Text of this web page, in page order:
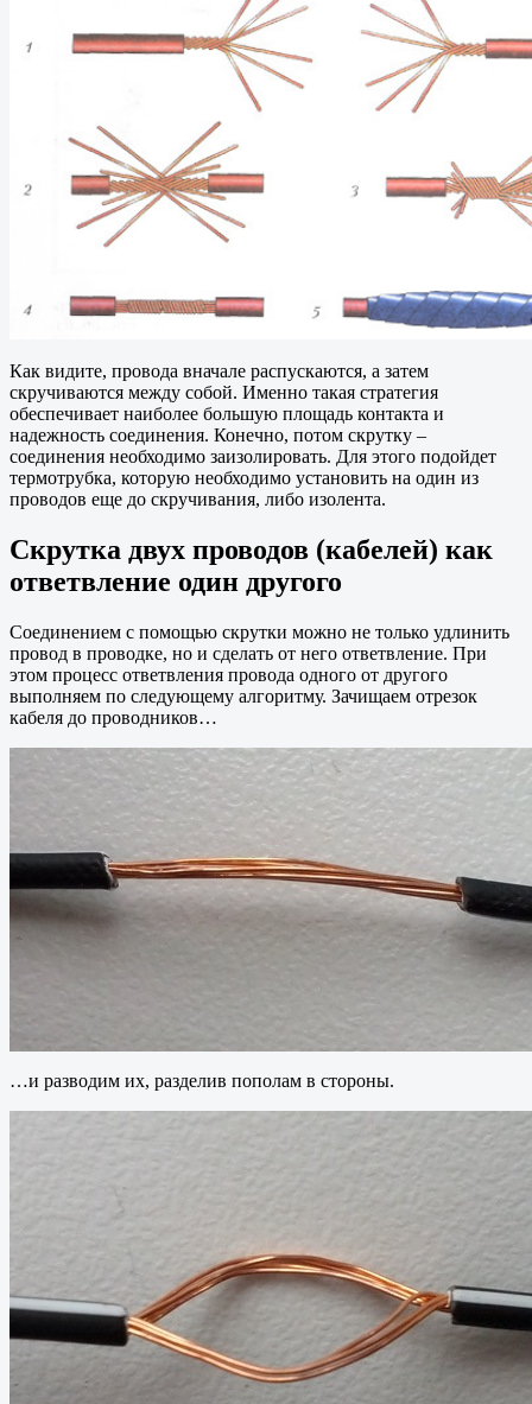
Как видите, провода вначале распускаются, а затем
скручиваются между собой. Именно такая стратегия
обеспечивает наиболее большую площадь контакта и
надежность соединения. Конечно, потом скрутку –
соединения необходимо заизолировать. Для этого подойдет
термотрубка, которую необходимо установить на один из
проводов еще до скручивания, либо изолента.
Скрутка двух проводов (кабелей) как
ответвление один другого
Соединением с помощью скрутки можно не только удлинить
провод в проводке, но и сделать от него ответвление. При
этом процесс ответвления провода одного от другого
выполняем по следующему алгоритму. Зачищаем отрезок
кабеля до проводников…
…и разводим их, разделив пополам в стороны.